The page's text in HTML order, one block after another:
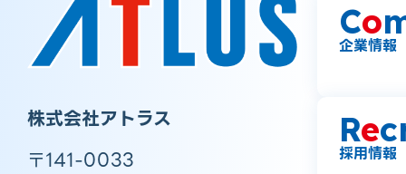
株式会社アトラス
〒141-0033
Co
企業情報
Re
採用情報